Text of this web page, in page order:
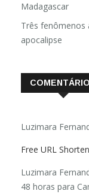
Madagascar
Três fenômenos
apocalipse
Luzimara
Free URL
Luzimara
48 horas para